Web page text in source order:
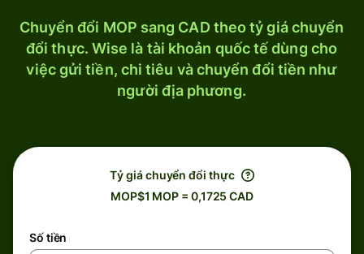
Chuyển đổi MOP sang CAD theo tỷ giá chuyển
đổi thực. Wise là tài khoản quốc tế dùng cho
việc gửi tiền, chi tiêu và chuyển đổi tiền như
người địa phương.
Tỷ giá chuyển đổi thực
MOP$1 MOP = 0,1725 CAD
Số tiền